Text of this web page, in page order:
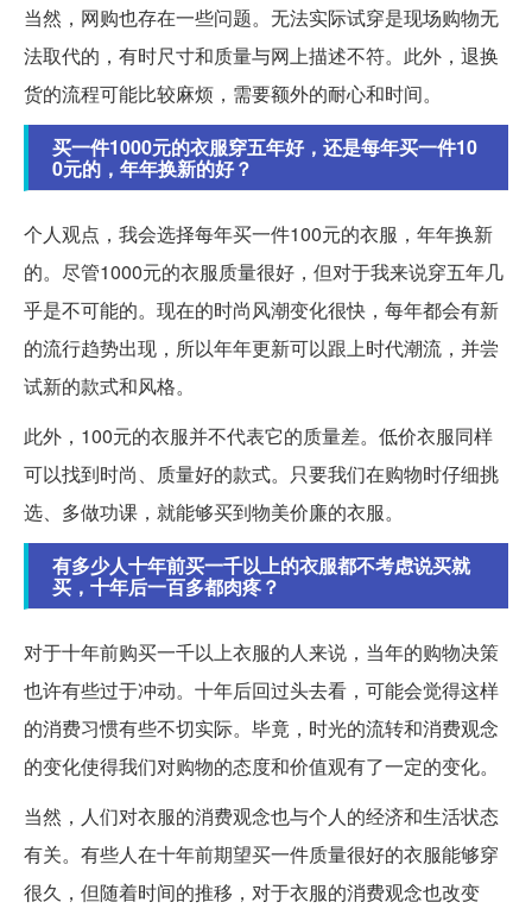
当然，网购也存在一些问题。无法实际试穿是现场购物无
法取代的，有时尺寸和质量与网上描述不符。此外，退换
货的流程可能比较麻烦，需要额外的耐心和时间。
买一件1000元的衣服穿五年好，还是每年买一件10
0元的，年年换新的好？
个人观点，我会选择每年买一件100元的衣服，年年换新
的。尽管1000元的衣服质量很好，但对于我来说穿五年几
乎是不可能的。现在的时尚风潮变化很快，每年都会有新
的流行趋势出现，所以年年更新可以跟上时代潮流，并尝
试新的款式和风格。
此外，100元的衣服并不代表它的质量差。低价衣服同样
可以找到时尚、质量好的款式。只要我们在购物时仔细挑
选、多做功课，就能够买到物美价廉的衣服。
有多少人十年前买一千以上的衣服都不考虑说买就
买，十年后一百多都肉疼？
对于十年前购买一千以上衣服的人来说，当年的购物决策
也许有些过于冲动。十年后回过头去看，可能会觉得这样
的消费习惯有些不切实际。毕竟，时光的流转和消费观念
的变化使得我们对购物的态度和价值观有了一定的变化。
当然，人们对衣服的消费观念也与个人的经济和生活状态
有关。有些人在十年前期望买一件质量很好的衣服能够穿
很久，但随着时间的推移，对于衣服的消费观念也改变